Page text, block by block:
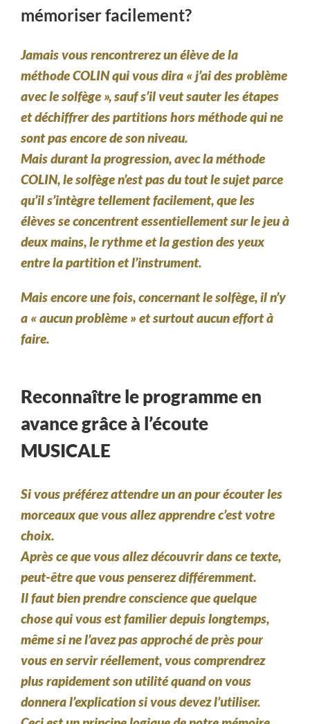
mémoriser facilement?
Jamais vous rencontrerez un élève de la
méthode COLIN qui vous dira « j’ai des problème
avec le solfège », sauf s’il veut sauter les étapes
et déchiffrer des partitions hors méthode qui ne
sont pas encore de son niveau.
Mais durant la progression, avec la méthode
COLIN, le solfège n’est pas du tout le sujet parce
qu’il s’intègre tellement facilement, que les
élèves se concentrent essentiellement sur le jeu à
deux mains, le rythme et la gestion des yeux
entre la partition et l’instrument.
Mais encore une fois, concernant le solfège, il n’y
a « aucun problème » et surtout aucun effort à
faire.
Reconnaître le programme en
avance grâce à l’écoute
MUSICALE
Si vous préférez attendre un an pour écouter les
morceaux que vous allez apprendre c’est votre
choix.
Après ce que vous allez découvrir dans ce texte,
peut-être que vous penserez différemment.
Il faut bien prendre conscience que quelque
chose qui vous est familier depuis longtemps,
même si ne l’avez pas approché de près pour
vous en servir réellement, vous comprendrez
plus rapidement son utilité quand on vous
donnera l’explication si vous devez l’utiliser.